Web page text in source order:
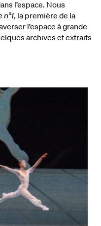
l’espace. Nous
n°1, la première de la
l’espace à grande
archives et extraits